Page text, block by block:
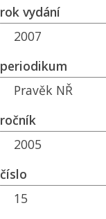
rok vydání
2007
periodikum
Pravěk NŘ
ročník
2005
číslo
15